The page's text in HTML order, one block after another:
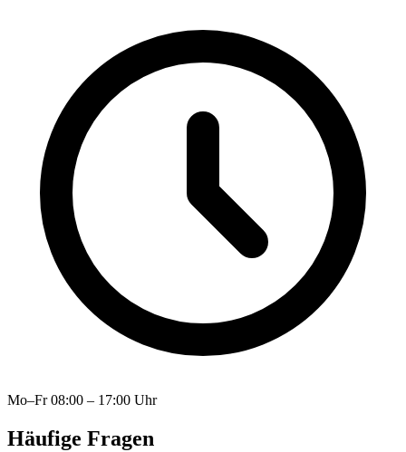
Mo–Fr 08:00 – 17:00 Uhr
Häufige Fragen